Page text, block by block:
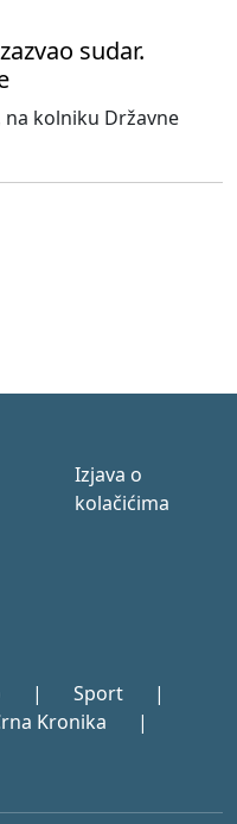
sudar.
na kolniku Državne
Izjava o
kolačićima
| Sport
|
Kronika
|